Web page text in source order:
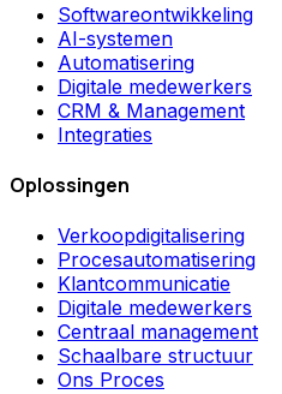
Softwareontwikkeling
AI-systemen
Automatisering
Digitale medewerkers
CRM & Management
Integraties
Oplossingen
Verkoopdigitalisering
Procesautomatisering
Klantcommunicatie
Digitale medewerkers
Centraal management
Schaalbare structuur
Ons Proces